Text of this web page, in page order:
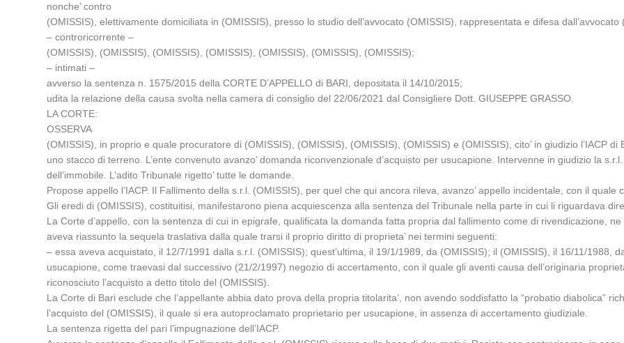
nonche’ contro
(OMISSIS), elettivamente domiciliata in (OMISSIS), presso lo studio dell’avvocato (OMISSIS), rappresentata e difesa
– controricorrente –
(OMISSIS), (OMISSIS), (OMISSIS), (OMISSIS), (OMISSIS), (OMISSIS), (OMISSIS);
– intimati –
avverso la sentenza n. 1575/2015 della CORTE D’APPELLO di BARI, depositata il 14/10/2015;
udita la relazione della causa svolta nella camera di consiglio del 22/06/2021 dal Consigliere Dott. GIUSEPPE GRASSO.
LA CORTE:
OSSERVA
(OMISSIS), in proprio e quale procuratore di (OMISSIS), (OMISSIS), (OMISSIS), (OMISSIS) e (OMISSIS), cito’ in giudizio l’IACP
uno stacco di terreno. L’ente convenuto avanzo’ domanda riconvenzionale d’acquisto per usucapione. Intervenne in giudizio la
dell’immobile. L’adito Tribunale rigetto’ tutte le domande.
Propose appello l’IACP. Il Fallimento della s.r.l. (OMISSIS), per quel che qui ancora rileva, avanzo’ appello incidentale, con il
Gli eredi di (OMISSIS), costituitisi, manifestarono piena acquiescenza alla sentenza del Tribunale nella parte in cui li riguardava
La Corte d’appello, con la sentenza di cui in epigrafe, qualificata la domanda fatta propria dal fallimento come di rivendicazione,
aveva riassunto la sequela traslativa dalla quale trarsi il proprio diritto di proprieta’ nei termini seguenti:
– essa aveva acquistato, il 12/7/1991 dalla s.r.l. (OMISSIS); quest’ultima, il 19/1/1989, da (OMISSIS); il (OMISSIS), il 16/11/1988,
usucapione, come traevasi dal successivo (21/2/1997) negozio di accertamento, con il quale gli aventi causa dell’originaria
riconosciuto l’acquisto a detto titolo del (OMISSIS).
La Corte di Bari esclude che l’appellante abbia dato prova della propria titolarita’, non avendo soddisfatto la “probatio diabolica”
l’acquisto del (OMISSIS), il quale si era autoproclamato proprietario per usucapione, in assenza di accertamento giudiziale.
La sentenza rigetta del pari l’impugnazione dell’IACP.